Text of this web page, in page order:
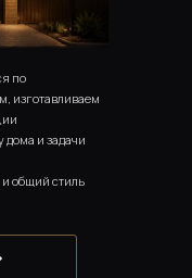
по
изготавливаем
дома и задачи
общий стиль